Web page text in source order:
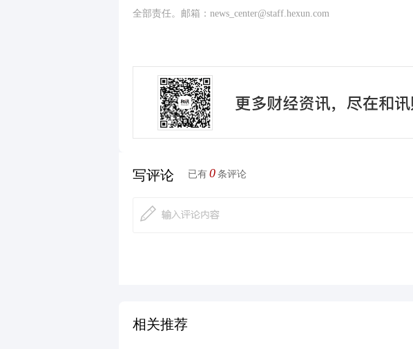
全部责任。邮箱：news_center@staff.hexun.com
写评论 已有 0 条评论
相关推荐